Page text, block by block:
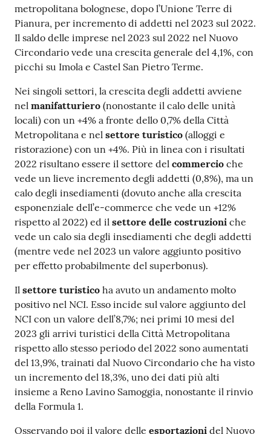
metropolitana bolognese, dopo l’Unione Terre di
Pianura, per incremento di addetti nel 2023 sul 2022.
Il saldo delle imprese nel 2023 sul 2022 nel Nuovo
Circondario vede una crescita generale del 4,1%, con
picchi su Imola e Castel San Pietro Terme.
Nei singoli settori, la crescita degli addetti avviene
nel manifatturiero (nonostante il calo delle unità
locali) con un +4% a fronte dello 0,7% della Città
Metropolitana e nel settore turistico (alloggi e
ristorazione) con un +4%. Più in linea con i risultati
2022 risultano essere il settore del commercio che
vede un lieve incremento degli addetti (0,8%), ma un
calo degli insediamenti (dovuto anche alla crescita
esponenziale dell’e-commerce che vede un +12%
rispetto al 2022) ed il settore delle costruzioni che
vede un calo sia degli insediamenti che degli addetti
(mentre vede nel 2023 un valore aggiunto positivo
per effetto probabilmente del superbonus).
Il settore turistico ha avuto un andamento molto
positivo nel NCI. Esso incide sul valore aggiunto del
NCI con un valore dell’8,7%; nei primi 10 mesi del
2023 gli arrivi turistici della Città Metropolitana
rispetto allo stesso periodo del 2022 sono aumentati
del 13,9%, trainati dal Nuovo Circondario che ha visto
un incremento del 18,3%, uno dei dati più alti
insieme a Reno Lavino Samoggia, nonostante il rinvio
della Formula 1.
Osservando poi il valore delle esportazioni del Nuovo